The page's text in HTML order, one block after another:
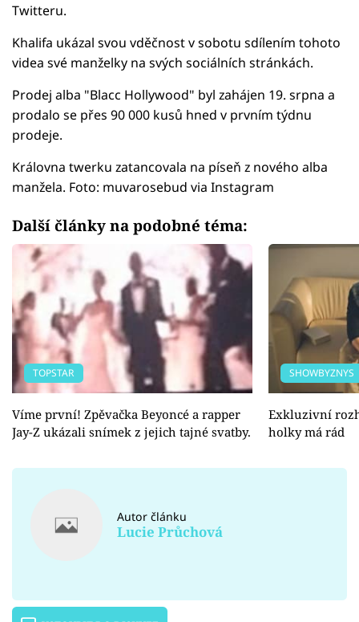
Twitteru.
Khalifa ukázal svou vděčnost v sobotu sdílením tohoto
videa své manželky na svých sociálních stránkách.
Prodej alba "Blacc Hollywood" byl zahájen 19. srpna a
prodalo se přes 90 000 kusů hned v prvním týdnu
prodeje.
Královna twerku zatancovala na píseň z nového alba
manžela. Foto: muvarosebud via Instagram
Další články na podobné téma:
TOPSTAR
Víme první! Zpěvačka Beyoncé a rapper
Jay-Z ukázali snímek z jejich tajné svatby.
SHOWBYZNYS
Exkluzivní
holky má rád
Autor článku
Lucie Průchová